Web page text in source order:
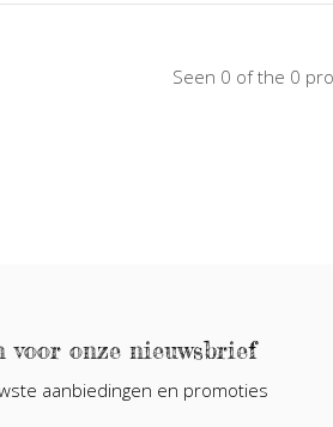
Seen 0 of the 0
voor onze nieuwsbrief
aanbiedingen en promoties